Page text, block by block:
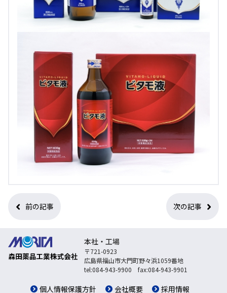
前の記事 次の記事
本社・工場
〒721-0923
広島県福山市大門町野々浜1059番地
tel:084-943-9900 fax:084-943-9901
個人情報保護方針 会社概要 採用情報